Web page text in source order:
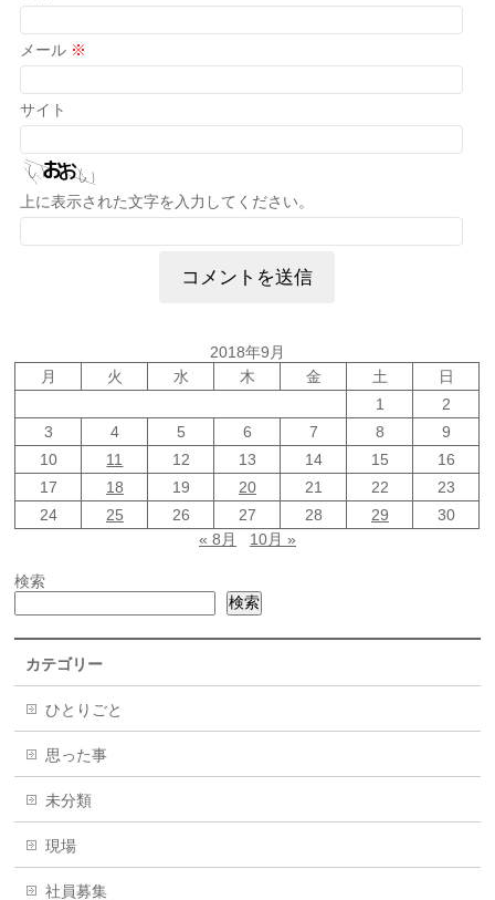
メール ※
サイト
上に表示された文字を入力してください。
2018年9月
月
火 水 木 金 土
日
1
2
3
4 5 6 7 8
9
10
11 12 13 14 15
16
17
18 19 20 21 22
23
24
25 26 27 28 29
30
« 8月
10月 »
検索
検索
カテゴリー
ひとりごと
思った事
未分類
現場
社員募集